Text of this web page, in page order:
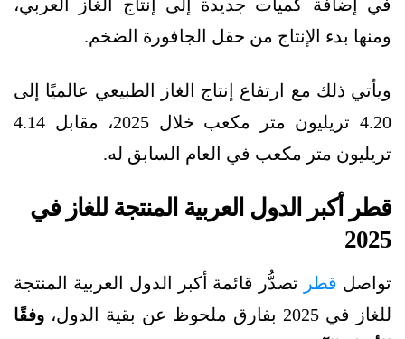
في إضافة كميات جديدة إلى إنتاج الغاز العربي،
ومنها بدء الإنتاج من حقل الجافورة الضخم.
ويأتي ذلك مع ارتفاع إنتاج الغاز الطبيعي عالميًا إلى
4.20 تريليون متر مكعب خلال 2025، مقابل 4.14
تريليون متر مكعب في العام السابق له.
قطر أكبر الدول العربية المنتجة للغاز في
2025
تواصل قطر تصدُّر قائمة أكبر الدول العربية المنتجة
للغاز في 2025 بفارق ملحوظ عن بقية الدول،
وفقًا